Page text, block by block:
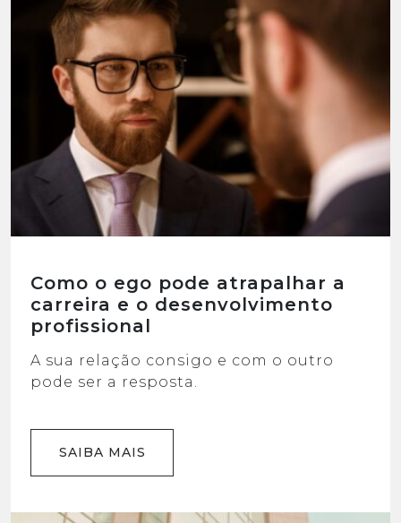
Como o ego pode atrapalhar a
carreira e o desenvolvimento
profissional
A sua relação consigo e com o outro
pode ser a resposta.
SAIBA MAIS